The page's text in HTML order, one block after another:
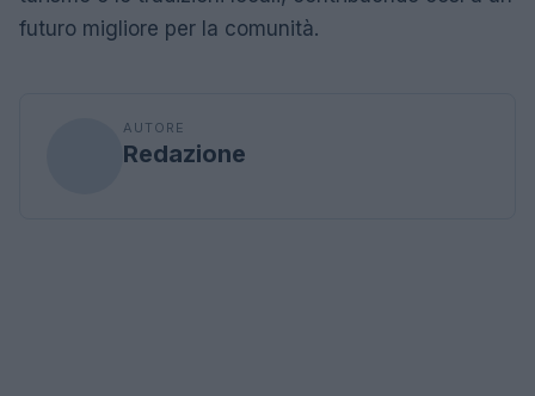
futuro migliore per la comunità.
AUTORE
Redazione